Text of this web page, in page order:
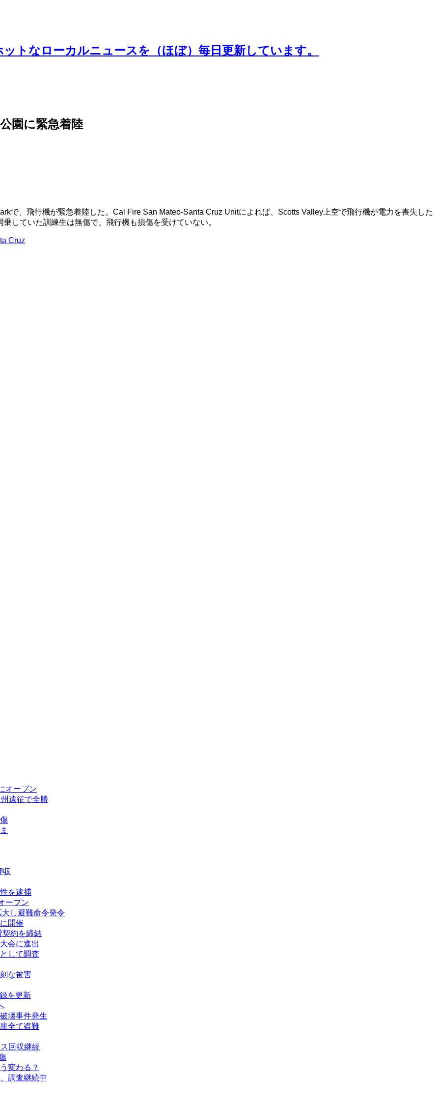
トなローカルニュースを（ほぼ）毎日更新しています。
園に緊急着陸
で、飛行機が緊急着陸した。Cal Fire San Mateo-Santa Cruz Unitによれば、Scotts Valley上空で飛行機が電力を喪失した
していた訓練生は無傷で、飛行機も損傷を受けていない。
Cruz
オープン
遠征で全勝
収
を逮捕
ープン
し避難命令発令
開催
契約を締結
会に進出
して調査
な被害
を更新
壊事件発生
全て盗難
回収継続
変わる？
調査継続中